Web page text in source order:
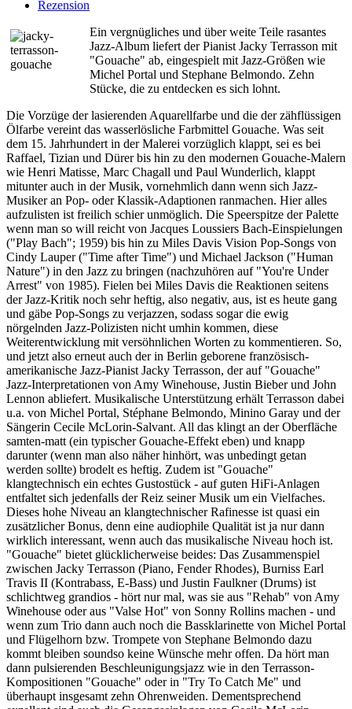
Rezension
Ein vergnügliches und über weite Teile rasantes
Jazz-Album liefert der Pianist Jacky Terrasson mit
"Gouache" ab, eingespielt mit Jazz-Größen wie
Michel Portal und Stephane Belmondo. Zehn
Stücke, die zu entdecken es sich lohnt.
Die Vorzüge der lasierenden Aquarellfarbe und die der zähflüssigen
Ölfarbe vereint das wasserlösliche Farbmittel Gouache. Was seit
dem 15. Jahrhundert in der Malerei vorzüglich klappt, sei es bei
Raffael, Tizian und Dürer bis hin zu den modernen Gouache-Malern
wie Henri Matisse, Marc Chagall und Paul Wunderlich, klappt
mitunter auch in der Musik, vornehmlich dann wenn sich Jazz-
Musiker an Pop- oder Klassik-Adaptionen ranmachen. Hier alles
aufzulisten ist freilich schier unmöglich. Die Speerspitze der Palette
wenn man so will reicht von Jacques Loussiers Bach-Einspielungen
("Play Bach"; 1959) bis hin zu Miles Davis Vision Pop-Songs von
Cindy Lauper ("Time after Time") und Michael Jackson ("Human
Nature") in den Jazz zu bringen (nachzuhören auf "You're Under
Arrest" von 1985). Fielen bei Miles Davis die Reaktionen seitens
der Jazz-Kritik noch sehr heftig, also negativ, aus, ist es heute gang
und gäbe Pop-Songs zu verjazzen, sodass sogar die ewig
nörgelnden Jazz-Polizisten nicht umhin kommen, diese
Weiterentwicklung mit versöhnlichen Worten zu kommentieren. So,
und jetzt also erneut auch der in Berlin geborene französisch-
amerikanische Jazz-Pianist Jacky Terrasson, der auf "Gouache"
Jazz-Interpretationen von Amy Winehouse, Justin Bieber und John
Lennon abliefert. Musikalische Unterstützung erhält Terrasson dabei
u.a. von Michel Portal, Stéphane Belmondo, Minino Garay und der
Sängerin Cecile McLorin-Salvant. All das klingt an der Oberfläche
samten-matt (ein typischer Gouache-Effekt eben) und knapp
darunter (wenn man also näher hinhört, was unbedingt getan
werden sollte) brodelt es heftig. Zudem ist "Gouache"
klangtechnisch ein echtes Gustostück - auf guten HiFi-Anlagen
entfaltet sich jedenfalls der Reiz seiner Musik um ein Vielfaches.
Dieses hohe Niveau an klangtechnischer Rafinesse ist quasi ein
zusätzlicher Bonus, denn eine audiophile Qualität ist ja nur dann
wirklich interessant, wenn auch das musikalische Niveau hoch ist.
"Gouache" bietet glücklicherweise beides: Das Zusammenspiel
zwischen Jacky Terrasson (Piano, Fender Rhodes), Burniss Earl
Travis II (Kontrabass, E-Bass) und Justin Faulkner (Drums) ist
schlichtweg grandios - hört nur mal, was sie aus "Rehab" von Amy
Winehouse oder aus "Valse Hot" von Sonny Rollins machen - und
wenn zum Trio dann auch noch die Bassklarinette von Michel Portal
und Flügelhorn bzw. Trompete von Stephane Belmondo dazu
kommt bleiben soundso keine Wünsche mehr offen. Da hört man
dann pulsierenden Beschleunigungsjazz wie in den Terrasson-
Kompositionen "Gouache" oder in "Try To Catch Me" und
überhaupt insgesamt zehn Ohrenweiden. Dementsprechend